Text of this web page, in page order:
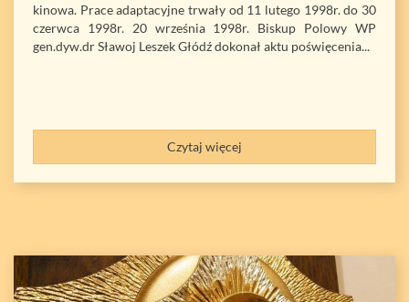
kinowa. Prace adaptacyjne trwały od 11 lutego 1998r. do 30
czerwca 1998r. 20 września 1998r. Biskup Polowy WP
gen.dyw.dr Sławoj Leszek Głódź dokonał aktu poświęcenia...
Czytaj więcej